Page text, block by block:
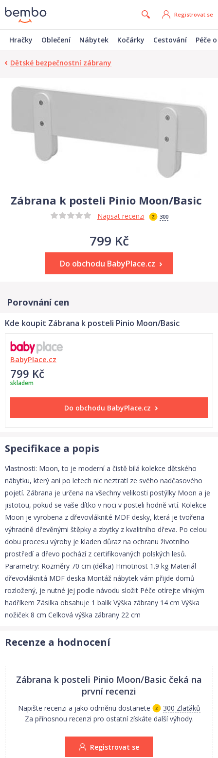
Registrovat se
Hračky Oblečení Nábytek Kočárky Cestování Péče
Dětské bezpečnostní zábrany
Zábrana k posteli Pinio Moon/Basic
Napsat recenzi 300
799 Kč
Do obchodu BabyPlace.cz
Porovnání cen
Kde koupit Zábrana k posteli Pinio Moon/Basic
BabyPlace.cz
799 Kč
skladem
Do obchodu BabyPlace.cz
Specifikace a popis
Vlastnosti: Moon, to je moderní a čistě bílá kolekce dětského
nábytku, který ani po letech nic neztratí ze svého nadčasového
pojetí. Zábrana je určena na všechny velikosti postýlky Moon a je
jistotou, pokud se vaše dítko v noci v posteli hodně vrtí. Kolekce
Moon je vyrobena z dřevovláknité MDF desky, která je tvořena
výhradně dřevěnými štěpky a zbytky z kvalitního dřeva. Po celou
dobu procesu výroby je kladen důraz na ochranu životního
prostředí a dřevo pochází z certifikovaných polských lesů.
Parametry: Rozměry 70 cm (délka) Hmotnost 1.9 kg Materiál
dřevovláknitá MDF deska Montáž nábytek vám přijde domů
rozložený, je nutné jej podle návodu složit Péče otírejte vlhkým
hadříkem Zásilka obsahuje 1 balík Výška zábrany 14 cm Výška
nožiček 8 cm Celková výška zábrany 22 cm
Recenze a hodnocení
Zábrana k posteli Pinio Moon/Basic čeká na
první recenzi
Napište recenzi a jako odměnu dostanete
300 Zlaťáků
Za přínosnou recenzi pro ostatní získáte další výhody.
Registrovat se